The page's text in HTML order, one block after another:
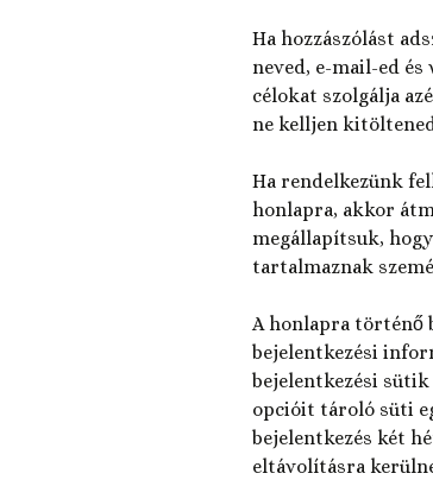
Ha hozzászólást
neved, e-mail-ed
célokat szolgálja
ne kelljen
Ha rendelkezünk
honlapra, akkor
megállapítsuk,
tartalmaznak
A honlapra történő
bejelentkezési
bejelentkezési
opcióit tároló süti
bejelentkezés két
eltávolításra